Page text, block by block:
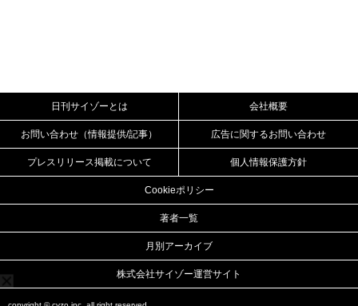
日刊サイゾーとは 会社概要
お問い合わせ（情報提供/記事） 広告に関するお問い合わせ
プレスリリース掲載について 個人情報保護方針
Cookieポリシー
著者一覧
月別アーカイブ
株式会社サイゾー運営サイト